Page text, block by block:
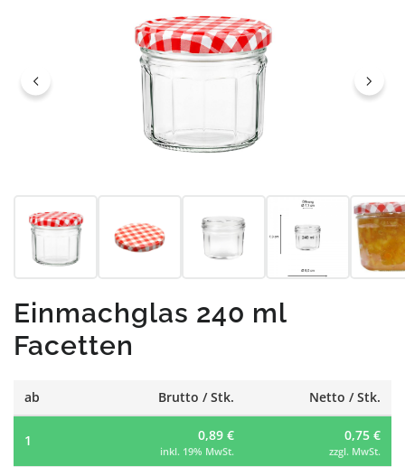
Einmachglas 240 ml
Facetten
ab Brutto / Stk. Netto / Stk.
1 0,89 €
inkl. 19% MwSt.
0,75 €
zzgl. MwSt.